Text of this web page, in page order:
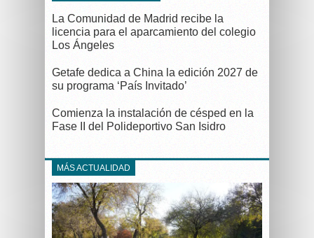
La Comunidad de Madrid recibe la
licencia para el aparcamiento del colegio
Los Ángeles
Getafe dedica a China la edición 2027 de
su programa ‘País Invitado’
Comienza la instalación de césped en la
Fase II del Polideportivo San Isidro
MÁS ACTUALIDAD